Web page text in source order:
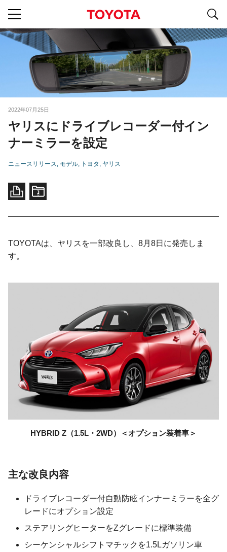
2022年07月25日
ヤリスにドライブレコーダー付イン
ナーミラーを設定
ニュースリリース モデル トヨタ ヤリス
TOYOTAは、ヤリスを一部改良し、8月8日に発売しま
す。
HYBRID Z （1.5L・2WD） ＜オプション装着車＞
主な改良内容
ドライブレコーダー付自動防眩インナーミラーを全グ
レードにオプション設定
ステアリングヒーターをZグレードに標準装備
シーケンシャルシフトマチックを1.5Lガソリン車